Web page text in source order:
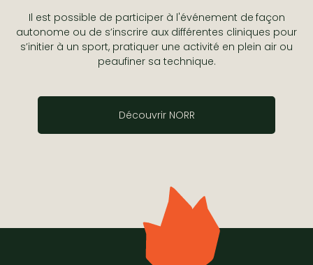
Il est possible de participer à l'événement de façon
autonome ou de s’inscrire aux différentes cliniques pour
s’initier à un sport, pratiquer une activité en plein air ou
peaufiner sa technique.
Découvrir NORR